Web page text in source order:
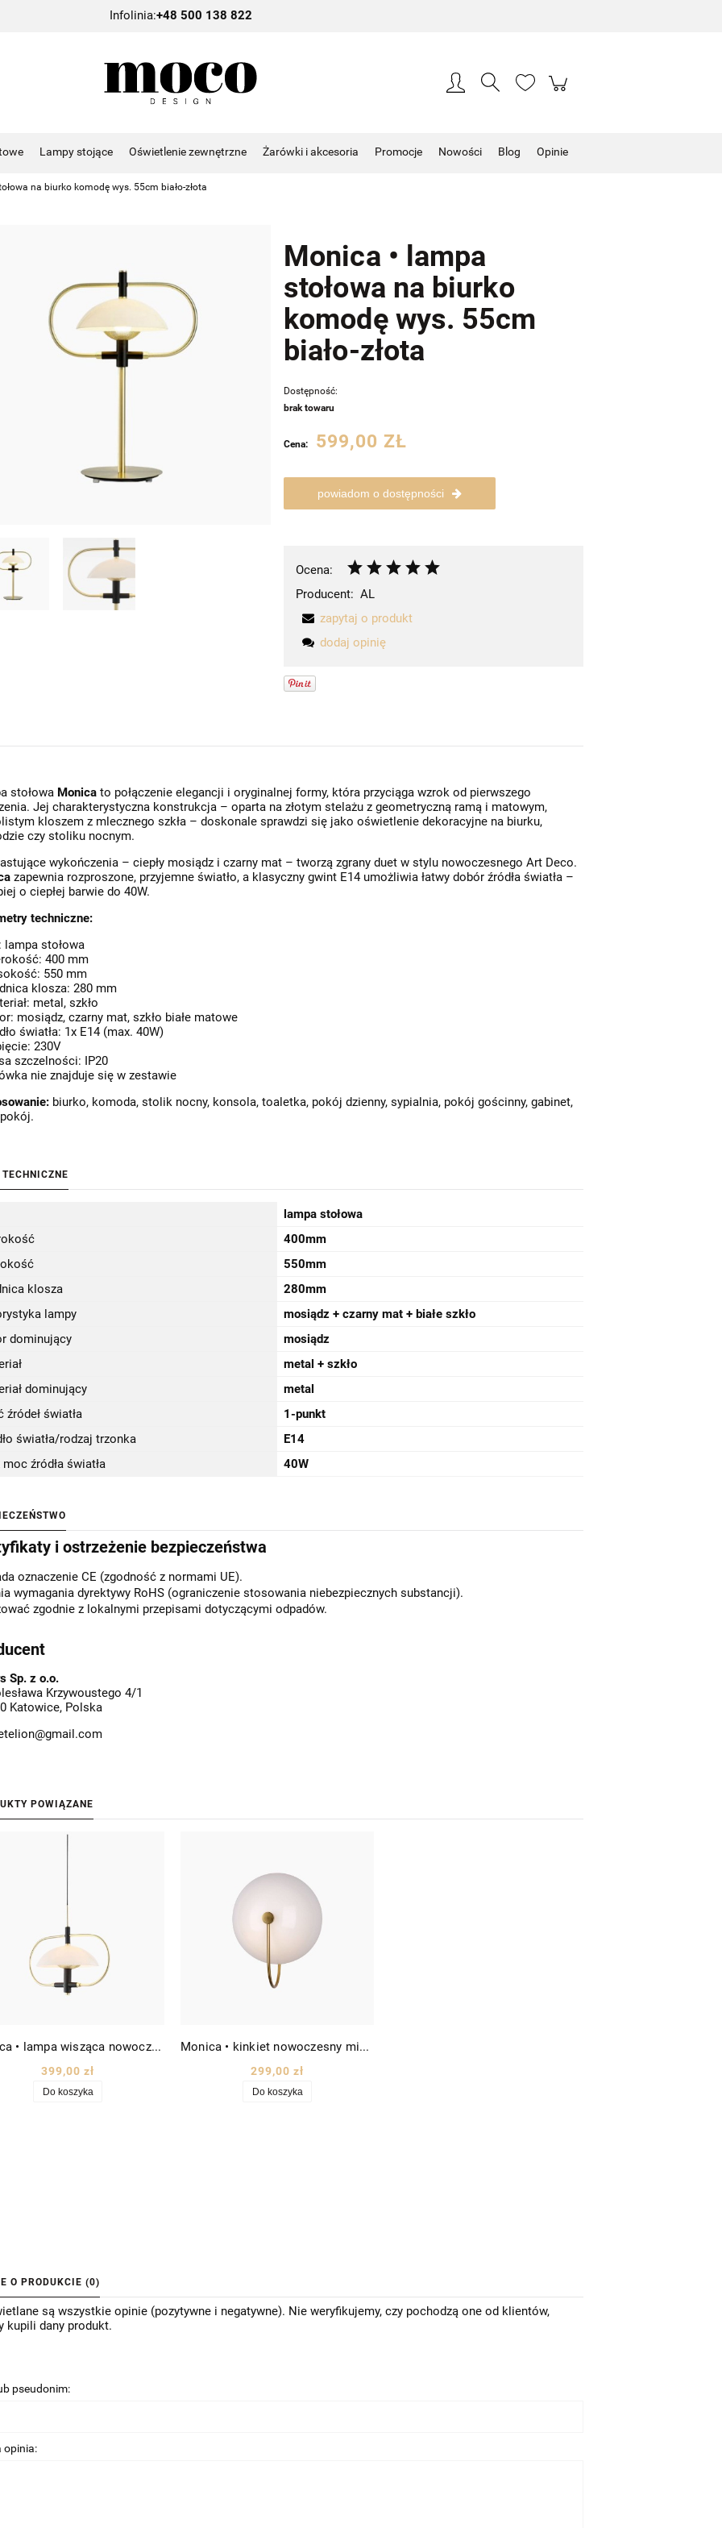
Infolinia:+48 500 138 822
Lampy stojące Oświetlenie zewnętrzne Żarówki i akcesoria Promocje Nowości Blog Opinie
na biurko komodę wys. 55cm biało-złota
Do koszyka
Monica • lampa
stołowa na biurko
komodę wys. 55cm
biało-złota
Dostępność:
brak towaru
Cena: 599,00 ZŁ
powiadom o dostępności
Ocena:
Producent: AL
zapytaj o produkt
dodaj opinię
stołowa Monica to połączenie elegancji i oryginalnej formy, która przyciąga wzrok od pierwszego
Jej charakterystyczna konstrukcja – oparta na złotym stelażu z geometryczną ramą i matowym,
kloszem z mlecznego szkła – doskonale sprawdzi się jako oświetlenie dekoracyjne na biurku,
czy stoliku nocnym.
wykończenia – ciepły mosiądz i czarny mat – tworzą zgrany duet w stylu nowoczesnego Art Deco.
zapewnia rozproszone, przyjemne światło, a klasyczny gwint E14 umożliwia łatwy dobór źródła światła –
o ciepłej barwie do 40W.
techniczne:
lampa stołowa
400 mm
550 mm
klosza: 280 mm
metal, szkło
mosiądz, czarny mat, szkło białe matowe
światła: 1x E14 (max. 40W)
230V
szczelności: IP20
nie znajduje się w zestawie
biurko, komoda, stolik nocny, konsola, toaletka, pokój dzienny, sypialnia, pokój gościnny, gabinet,
lampa stołowa
400mm
550mm
klosza
280mm
lampy
mosiądz + czarny mat + białe szkło
dominujący
mosiądz
metal + szkło
dominujący
metal
źródeł światła
1-punkt
światła/rodzaj trzonka
E14
moc źródła światła
40W
i ostrzeżenie bezpieczeństwa
oznaczenie CE (zgodność z normami UE).
wymagania dyrektywy RoHS (ograniczenie stosowania niebezpiecznych substancji).
zgodnie z lokalnymi przepisami dotyczącymi odpadów.
Sp. z o.o.
Krzywoustego 4/1
Katowice, Polska
POWIĄZANE
Monica • lampa wisząca nowoczesna Ø40 biało-złota
399,00 zł
Do koszyka
Monica • kinkiet nowoczesny minimalistyczny Ø25 biało-złoty
299,00 zł
Do koszyka
O PRODUKCIE (0)
są wszystkie opinie (pozytywne i negatywne). Nie weryfikujemy, czy pochodzą one od klientów,
kupili dany produkt.
pseudonim:
opinia: